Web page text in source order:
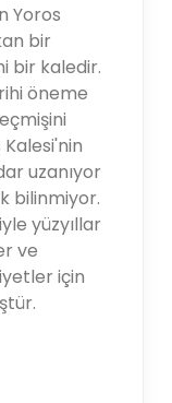
Yoros
bir
bir kaledir.
öneme
uzanıyor
bilinmiyor.
yüzyıllar
ve
için